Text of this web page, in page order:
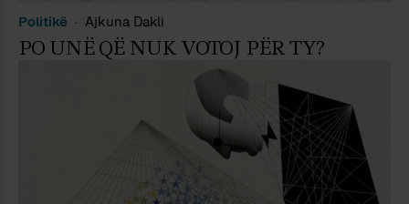
Politikë Ajkuna Dakli
PO UNË QË NUK VOTOJ PËR TY?